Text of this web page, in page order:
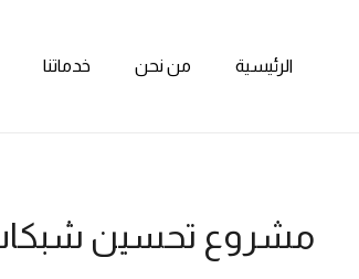
الرئيسية من نحن خدماتنا
مشروع تحسين شبكات